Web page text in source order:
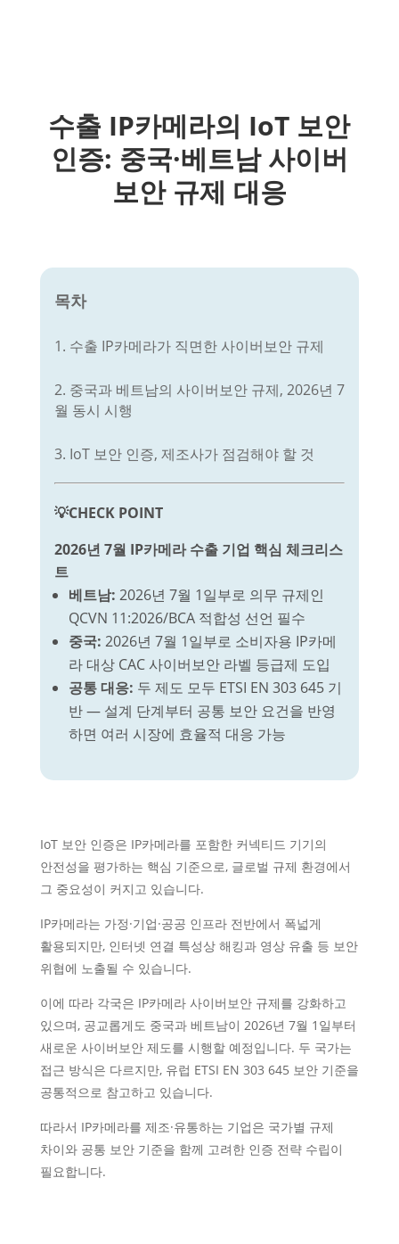
수출 IP카메라의 IoT 보안
인증: 중국·베트남 사이버
보안 규제 대응
목차
1. 수출 IP카메라가 직면한 사이버보안 규제
2. 중국과 베트남의 사이버보안 규제, 2026년 7
월 동시 시행
3. IoT 보안 인증, 제조사가 점검해야 할 것
💡CHECK POINT
2026년 7월 IP카메라 수출 기업 핵심 체크리스
트
베트남: 2026년 7월 1일부로 의무 규제인
QCVN 11:2026/BCA적합성 선언 필수
중국: 2026년 7월 1일부로 소비자용 IP카메
라 대상 CAC 사이버보안 라벨 등급제 도입
공통 대응: 두 제도 모두 ETSI EN 303 645 기
반 — 설계 단계부터 공통 보안 요건을 반영
하면 여러 시장에 효율적 대응 가능
IoT 보안 인증은 IP카메라를 포함한 커넥티드 기기의
안전성을 평가하는 핵심 기준으로, 글로벌 규제 환경에서
그 중요성이 커지고 있습니다.
IP카메라는 가정·기업·공공 인프라 전반에서 폭넓게
활용되지만, 인터넷 연결 특성상 해킹과 영상 유출 등 보안
위협에 노출될 수 있습니다.
이에 따라 각국은 IP카메라 사이버보안 규제를 강화하고
있으며, 공교롭게도 중국과 베트남이 2026년 7월 1일부터
새로운 사이버보안 제도를 시행할 예정입니다. 두 국가는
접근 방식은 다르지만, 유럽 ETSI EN 303 645 보안 기준을
공통적으로 참고하고 있습니다.
따라서 IP카메라를 제조·유통하는 기업은 국가별 규제
차이와 공통 보안 기준을 함께 고려한 인증 전략 수립이
필요합니다.